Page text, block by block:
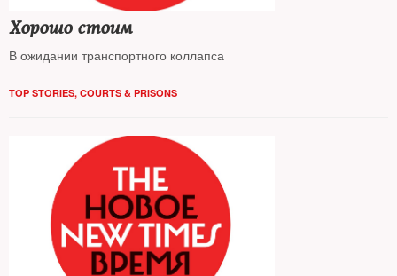
Хорошо стоим
В ожидании транспортного коллапса
TOP STORIES, COURTS & PRISONS